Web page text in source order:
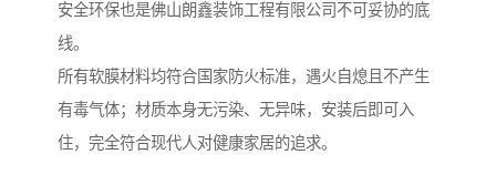
安全环保也是佛山朗鑫装饰工程有限公司不可妥协的底
线。
所有软膜材料均符合国家防火标准，遇火自熄且不产生
有毒气体；材质本身无污染、无异味，安装后即可入
住，完全符合现代人对健康家居的追求。